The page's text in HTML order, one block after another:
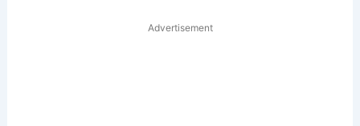
Advertisement